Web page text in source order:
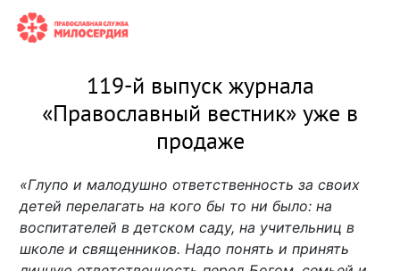
119-й выпуск журнала
«Православный вестник» уже в
продаже
«Глупо и малодушно ответственность за своих
детей перелагать на кого бы то ни было: на
воспитателей в детском саду, на учительниц в
школе и священников. Надо понять и принять